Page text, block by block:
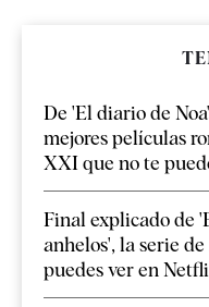
De 'El diario de
mejores películas
XXI que no te
Final explicado de
anhelos', la serie
puedes ver en